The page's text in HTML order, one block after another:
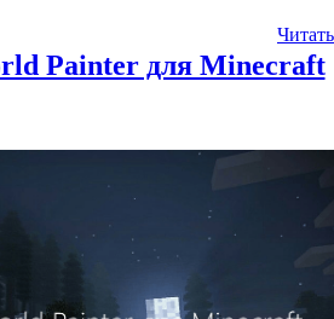
Читать
Painter для Minecraft